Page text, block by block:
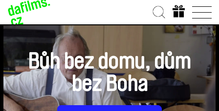
Bůh bez domu, dům
bez Boha